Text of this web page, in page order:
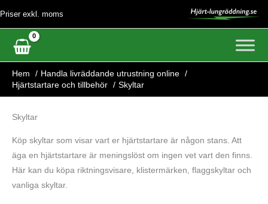
innehåll
Priser exkl. moms
Hem
Handla livräddande utrustning online
Hjärtstartare och tillbehör
Skyltar
Skyltar
Köp skyltar som visar vart er hjärtstartare är någon stans. Att
äga en hjärtstartare är meningslöst om ingen vet vart den finns.
Här kan du köpa riktningsvisare, klistermärken, flaggskyltar och
vanliga skyltar.